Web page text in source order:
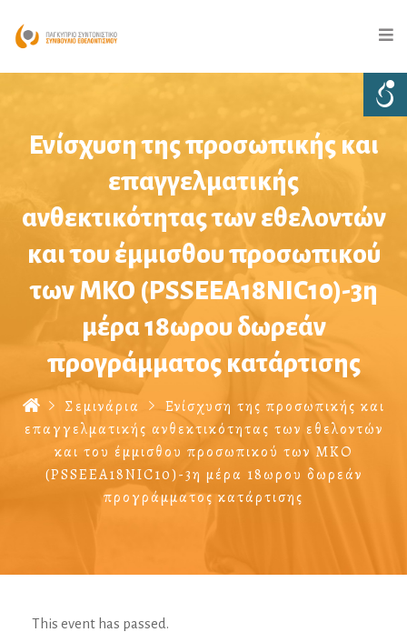
Ενίσχυση της προσωπικής και
επαγγελματικής
ανθεκτικότητας των εθελοντών
και του έμμισθου προσωπικού
των ΜΚΟ (PSSEEΑ18NIC10)-3η
μέρα 18ωρου δωρεάν
προγράμματος κατάρτισης
Σεμινάρια
Ενίσχυση της προσωπικής και
επαγγελματικής ανθεκτικότητας των εθελοντών
και του έμμισθου προσωπικού των ΜΚΟ
(PSSEEΑ18NIC10)-3η μέρα 18ωρου δωρεάν
προγράμματος κατάρτισης
This event has passed.